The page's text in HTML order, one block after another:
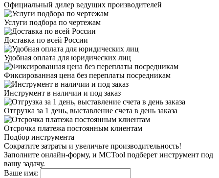
Официальный дилер ведущих производителей
Услуги подбора по чертежам
Доставка по всей России
Удобная оплата для юридических лиц
Фиксированная цена без переплаты посредникам
Инструмент в наличии и под заказ
Отгрузка за 1 день, выставление счета в день заказа
Отсрочка платежа постоянным клиентам
Подбор инструмента
Сократите затраты и увеличьте производительность!
Заполните онлайн-форму, и MCTool подберет инструмент под
вашу задачу.
Ваше имя: